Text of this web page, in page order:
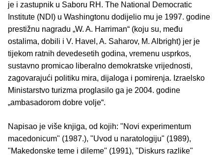
je i zastupnik u Saboru RH. The National Democratic
Institute (NDI) u Washingtonu dodijelio mu je 1997. godine
prestižnu nagradu „W. A. Harriman“ (koju su, među
ostalima, dobili i V. Havel, A. Saharov, M. Albright) jer je
tijekom ratnih devedesetih godina, vremenu usprkos,
sustavno promicao liberalno demokratske vrijednosti,
zagovarajući politiku mira, dijaloga i pomirenja. Izraelsko
Ministarstvo turizma proglasilo ga je 2004. godine
„ambasadorom dobre volje“.
Napisao je više knjiga, od kojih: "Novi experimentum
macedonicum" (1987.), "Uvod u naratologiju" (1989),
"Makedonske teme i dileme" (1991), "Diskurs razlike"